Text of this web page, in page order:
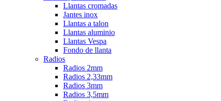
Llantas cromadas
Jantes inox
Llantas a talon
Llantas aluminio
Llantas Vespa
Fondo de llanta
Radios
Radios 2mm
Radios 2,33mm
Radios 3mm
Radios 3,5mm